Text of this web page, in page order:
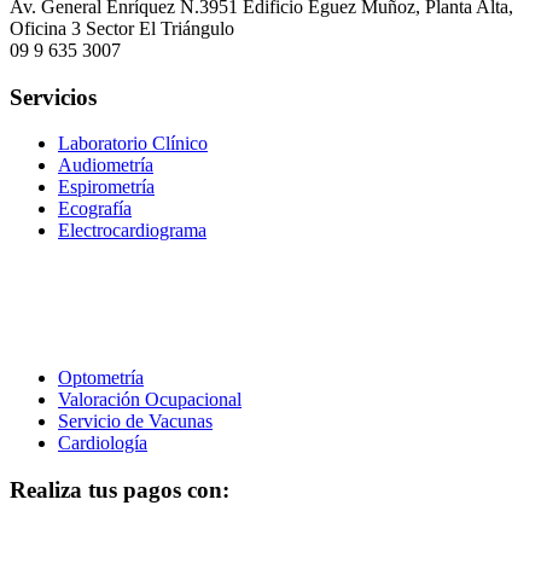
Av. General Enríquez N.3951 Edificio Eguez Muñoz, Planta Alta,
Oficina 3 Sector El Triángulo
09 9 635 3007
Servicios
Laboratorio Clínico
Audiometría
Espirometría
Ecografía
Electrocardiograma
Optometría
Valoración Ocupacional
Servicio de Vacunas
Cardiología
Realiza tus pagos con: